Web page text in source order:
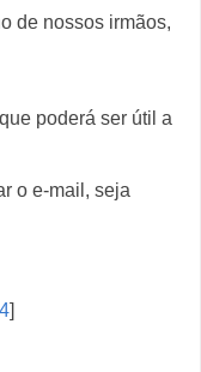
de nossos irmãos,
poderá ser útil a
o e-mail, seja
]